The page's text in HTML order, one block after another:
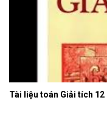
Tài liệu toán Giải tích 12